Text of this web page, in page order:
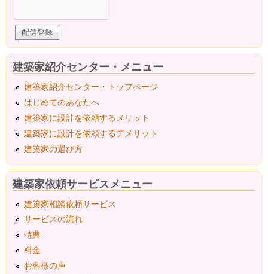
建築家紹介センター・メニュー
建築家紹介センター・トップページ
はじめてのあなたへ
建築家に設計を依頼するメリット
建築家に設計を依頼するデメリット
建築家の選び方
建築家依頼サービスメニュー
建築家相談依頼サービス
サービスの流れ
特典
料金
お客様の声